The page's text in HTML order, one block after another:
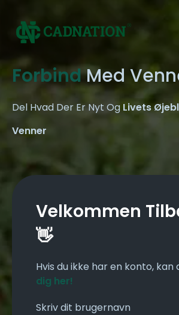
ForbindMed
Del Hvad Der Er Nyt Og Livets
Venner
Velkommen
👋
Hvis du ikke har en konto, kan
dig her!
Skriv dit brugernavn